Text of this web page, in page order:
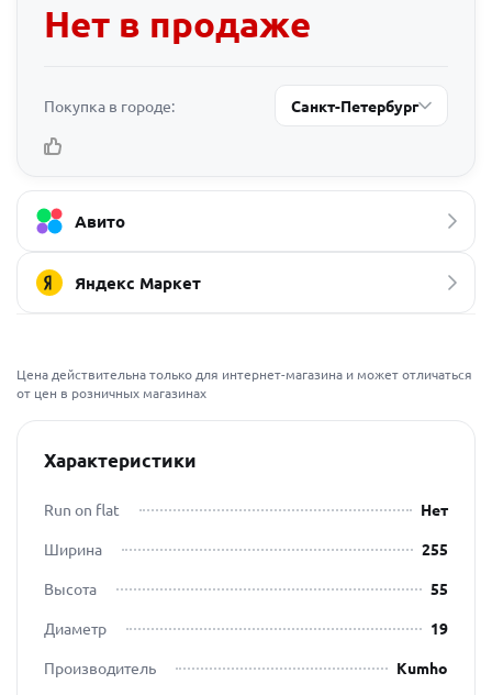
Нет в продаже
Покупка в городе: Санкт-Петербург
Авито
Яндекс Маркет
Цена действительна только для интернет-магазина и может отличаться
от цен в розничных магазинах
Характеристики
Run on flat
Нет
Ширина
255
Высота
55
Диаметр
19
Производитель
Kumho